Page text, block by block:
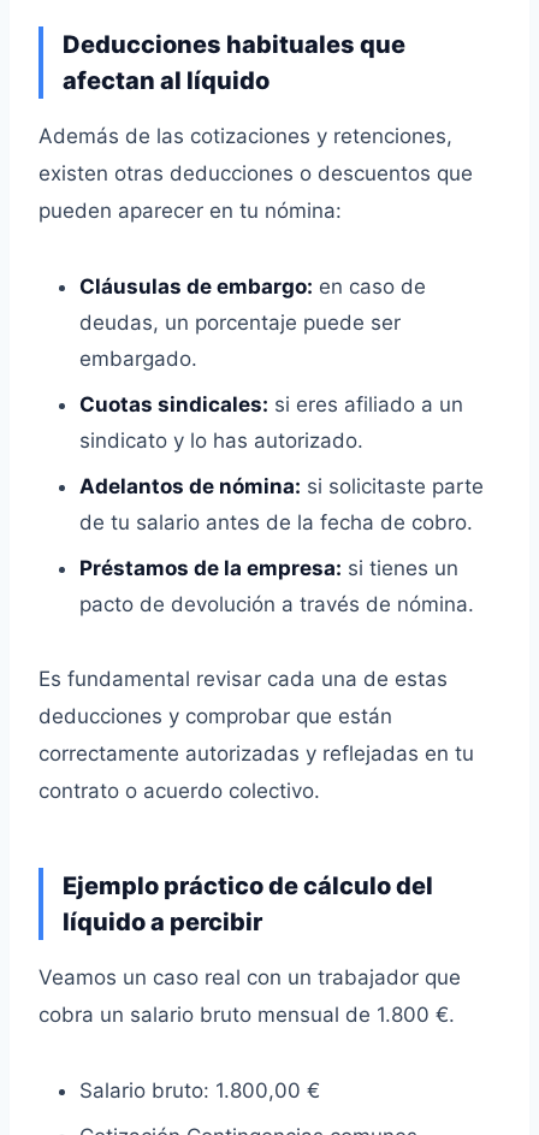
Deducciones habituales que
afectan al líquido
Además de las cotizaciones y retenciones,
existen otras deducciones o descuentos que
pueden aparecer en tu nómina:
Cláusulas de embargo: en caso de
deudas, un porcentaje puede ser
embargado.
Cuotas sindicales: si eres afiliado a un
sindicato y lo has autorizado.
Adelantos de nómina: si solicitaste parte
de tu salario antes de la fecha de cobro.
Préstamos de la empresa: si tienes un
pacto de devolución a través de nómina.
Es fundamental revisar cada una de estas
deducciones y comprobar que están
correctamente autorizadas y reflejadas en tu
contrato o acuerdo colectivo.
Ejemplo práctico de cálculo del
líquido a percibir
Veamos un caso real con un trabajador que
cobra un salario bruto mensual de 1.800 €.
Salario bruto: 1.800,00 €